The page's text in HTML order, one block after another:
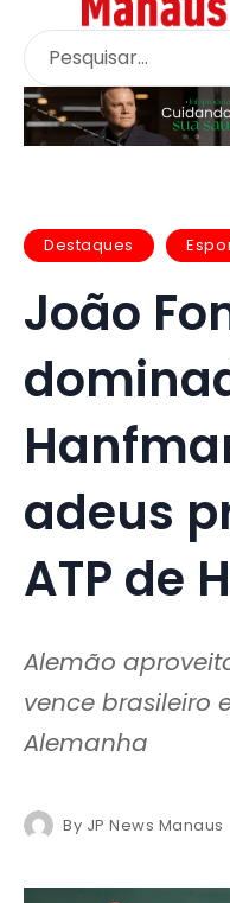
Destaques
João
adeus
ATP de
Alemão
vence brasileiro
Alemanha
By JP News Manaus